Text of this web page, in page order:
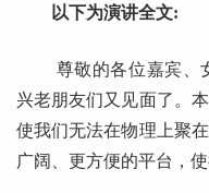
以下为演讲全文:
尊敬的各位嘉宾、
兴老朋友们又见面了。
使我们无法在物理上聚
广阔、更方便的平台，